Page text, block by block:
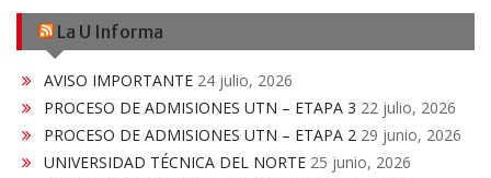
La U Informa
AVISO IMPORTANTE 24 julio, 2026
PROCESO DE ADMISIONES UTN – ETAPA 3 22 julio, 2026
PROCESO DE ADMISIONES UTN – ETAPA 2 29 junio, 2026
UNIVERSIDAD TÉCNICA DEL NORTE 25 junio, 2026